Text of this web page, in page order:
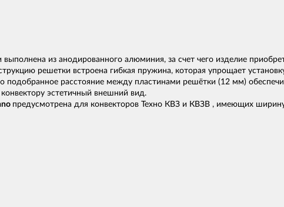
выполнена из анодированного алюминия, за счет чего изделие
решетки встроена гибкая пружина, которая упрощает
подобранное расстояние между пластинами решётки (12 мм)
эстетичный внешний вид.
предусмотрена для конвекторов Техно КВЗ и КВЗВ , имеющих